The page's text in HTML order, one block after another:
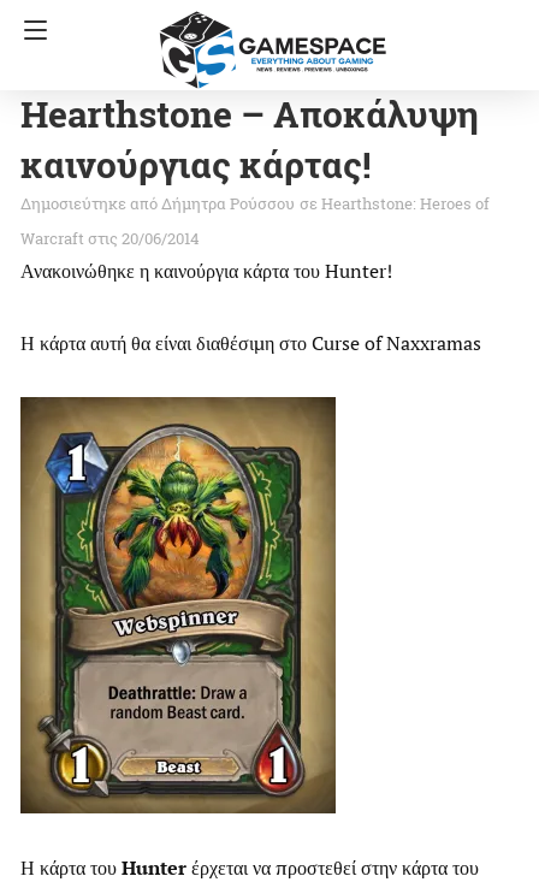
Hearthstone – Αποκάλυψη
καινούργιας κάρτας!
Δήμητρα Ρούσσου σε Hearthstone: Heroes of
Warcraft στις 20/06/2014
Ανακοινώθηκε η καινούργια κάρτα του Hunter!
Η κάρτα αυτή θα είναι διαθέσιμη στο Curse of Naxxramas
Η κάρτα τουHunterέρχεται να προστεθεί στην κάρτα του